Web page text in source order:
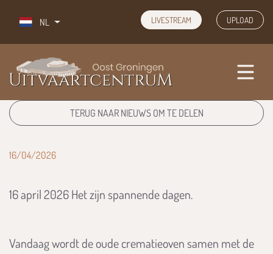
NL LIVESTREAM UPLOAD
TERUG NAAR NIEUWS OM TE DELEN
16/04/2026
16 april 2026 Het zijn spannende dagen.
Vandaag wordt de oude crematieoven samen met de